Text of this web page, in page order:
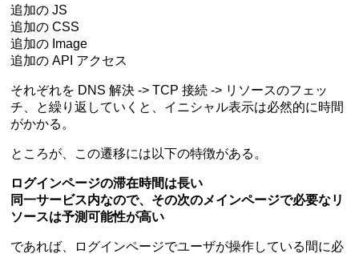
追加の JS
追加の CSS
追加の Image
追加の API アクセス
それぞれを DNS 解決 -> TCP 接続 -> リソースのフェッ
チ、と繰り返していくと、イニシャル表示は必然的に時間
がかかる。
ところが、この遷移には以下の特徴がある。
ログインページの滞在時間は長い
同一サービス内なので、その次のメインページで必要なリ
ソースは予測可能性が高い
であれば、ログインページでユーザが操作している間に必